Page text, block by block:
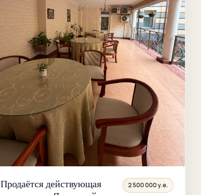
Продаётся действующая
2 500 000 у.е.